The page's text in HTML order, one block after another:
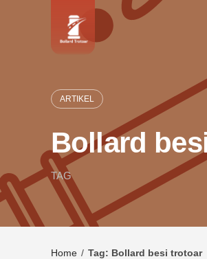
ARTIKEL
Bollard
TAG
Home / Tag: Bollard besi trotoar